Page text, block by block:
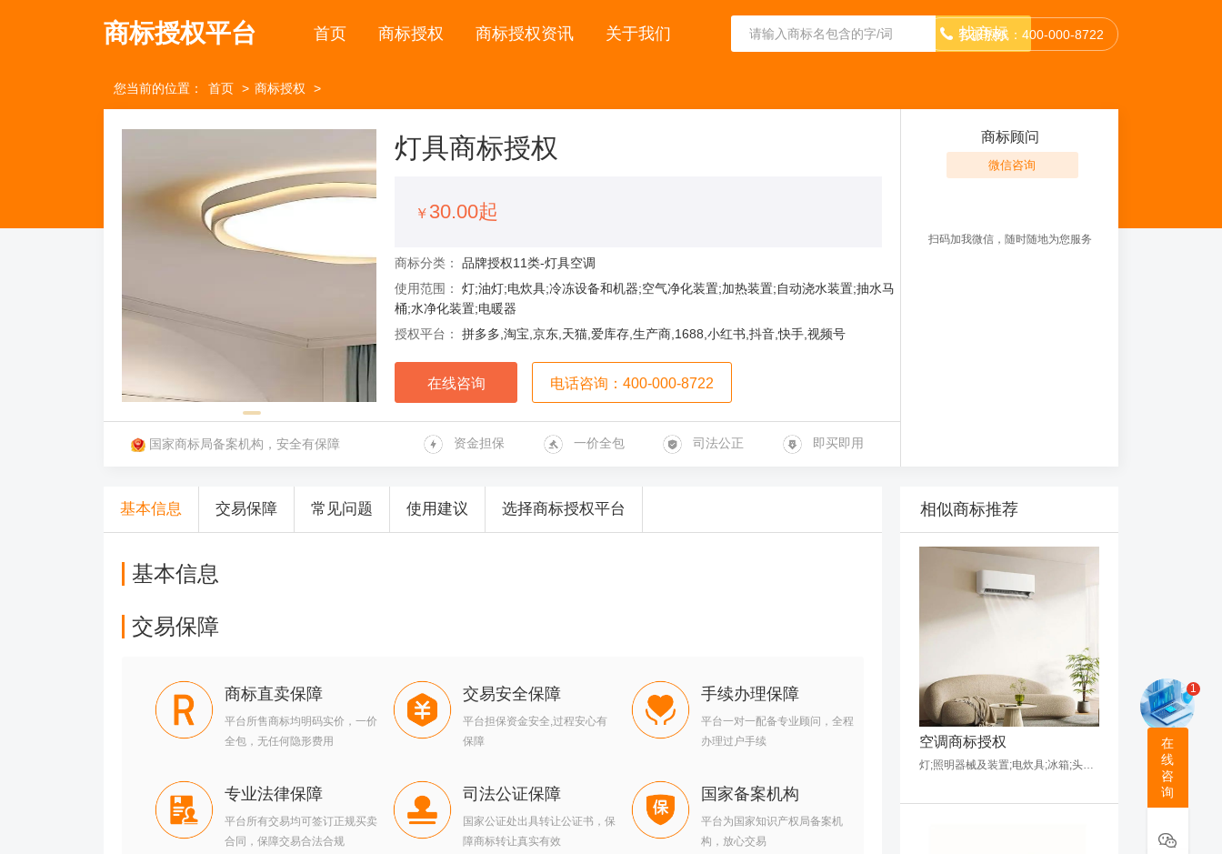
商标授权平台 首页 商标授权 商标授权资讯 关于我们 找商标
客服热线：400-000-8722
您当前的位置： 首页 商标授权
灯具商标授权
￥ 30.00起
商标分类： 品牌授权11类-灯具空调
使用范围： 灯;油灯;电炊具;冷冻设备和机器;空气净化装置;加热装置;自动浇水装置;抽水马
桶;水净化装置;电暖器
授权平台： 拼多多,淘宝,京东,天猫,爱库存,生产商,1688,小红书,抖音,快手,视频号
在线咨询 电话咨询：400-000-8722
国家商标局备案机构，安全有保障 资金担保 一价全包 司法公正 即买即用
商标顾问
微信咨询
扫码加我微信，随时随地为您服务
基本信息 交易保障 常见问题 使用建议 选择商标授权平台
基本信息
交易保障
商标直卖保障
平台所售商标均明码实价，一价
全包，无任何隐形费用
交易安全保障
平台担保资金安全,过程安心有
保障
手续办理保障
平台一对一配备专业顾问，全程
办理过户手续
专业法律保障
平台所有交易均可签订正规买卖
合同，保障交易合法合规
司法公证保障
国家公证处出具转让公证书，保
障商标转让真实有效
国家备案机构
平台为国家知识产权局备案机
构，放心交易
相似商标推荐
空调商标授权
1
在
线
咨
询